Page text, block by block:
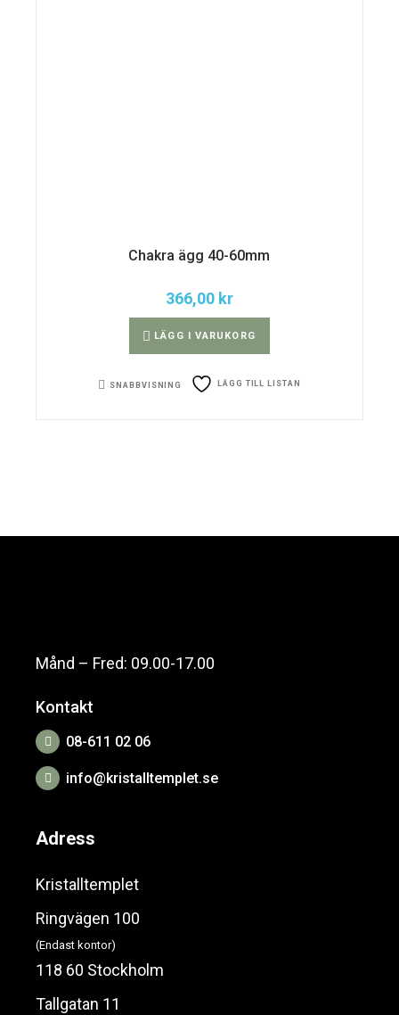
Chakra ägg 40-60mm
366,00 kr
LÄGG I VARUKORG
SNABBVISNING LÄGG TILL LISTAN
Månd – Fred: 09.00-17.00
Kontakt
08-611 02 06
info@kristalltemplet.se
Adress
Kristalltemplet
Ringvägen 100
(Endast kontor)
118 60 Stockholm
Tallgatan 11